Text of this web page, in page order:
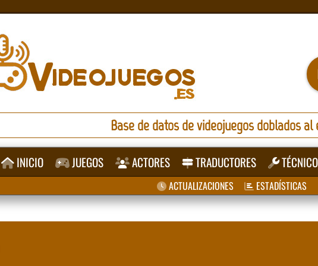
Base de datos de videojuegos doblados al
INICIO JUEGOS ACTORES TRADUCTORES
ACTUALIZACIONES ESTADÍSTICAS